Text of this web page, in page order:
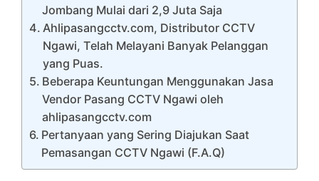
Jombang Mulai dari 2,9 Juta Saja
Ahlipasangcctv.com, Distributor CCTV
Ngawi, Telah Melayani Banyak Pelanggan
yang Puas.
Beberapa Keuntungan Menggunakan Jasa
Vendor Pasang CCTV Ngawi oleh
ahlipasangcctv.com
Pertanyaan yang Sering Diajukan Saat
Pemasangan CCTV Ngawi (F.A.Q)